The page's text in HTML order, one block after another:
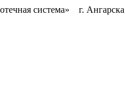
система» г. Ангарска